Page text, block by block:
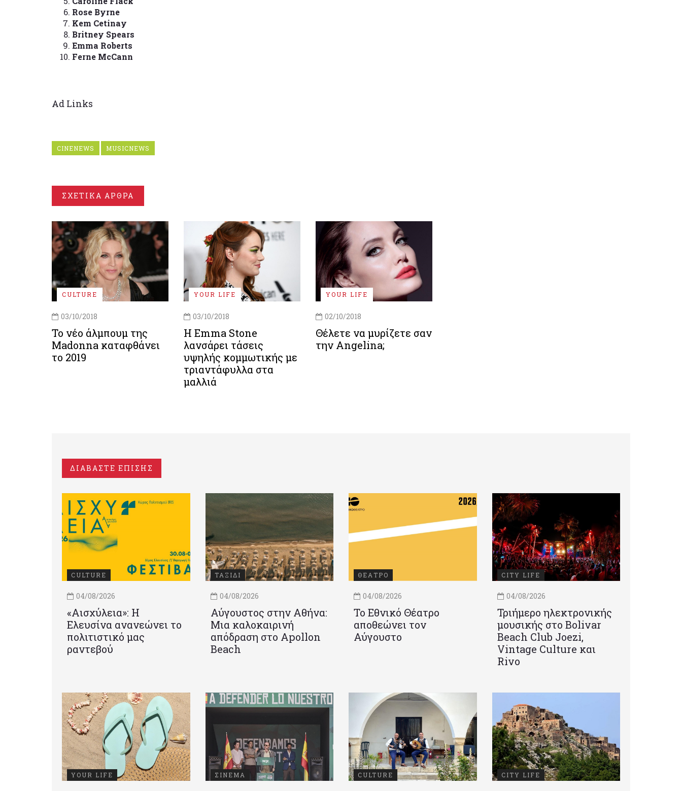
Rose Byrne
Kem Cetinay
Britney Spears
Emma Roberts
Ferne McCann
Ad Links
CINENEWS MUSICNEWS
ΣΧΕΤΙΚΑ ΑΡΘΡΑ
CULTURE
03/10/2018
Το νέο άλμπουμ της
Madonna καταφθάνει
το 2019
YOUR LIFE
03/10/2018
Η Emma Stone
λανσάρει τάσεις
υψηλής κομμωτικής με
τριαντάφυλλα στα
μαλλιά
YOUR LIFE
02/10/2018
Θέλετε να μυρίζετε σαν
την Angelina;
ΔΙΑΒΑΣΤΕ ΕΠΙΣΗΣ
CULTURE
04/08/2026
«Αισχύλεια»: Η
Ελευσίνα ανανεώνει το
πολιτιστικό μας
ραντεβού
ΤΑΞΙΔΙ
04/08/2026
Αύγουστος στην Αθήνα:
Μια καλοκαιρινή
απόδραση στο Apollon
Beach
ΘΕΑΤΡΟ
04/08/2026
Το Εθνικό Θέατρο
αποθεώνει τον
Αύγουστο
CITY LIFE
04/08/2026
Τριήμερο ηλεκτρονικής
μουσικής στο Bolivar
Beach Club Joezi,
Vintage Culture και
Rivo
YOUR LIFE ΣΙΝΕΜΑ CULTURE CITY LIFE